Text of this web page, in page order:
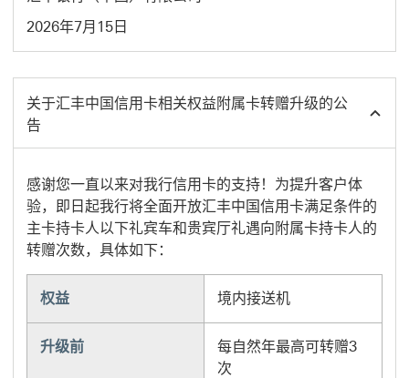
2026年7月15日
关于汇丰中国信用卡相关权益附属卡转赠升级的公
告
感谢您一直以来对我行信用卡的支持！为提升客户体
验，即日起我行将全面开放汇丰中国信用卡满足条件的
主卡持卡人以下礼宾车和贵宾厅礼遇向附属卡持卡人的
转赠次数，具体如下：
权益 境内接送机
升级前
每自然年最高可转赠3
次